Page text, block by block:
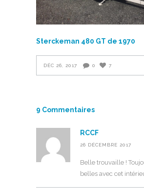
Sterckeman 480 GT de 1970
DÉC 26, 2017 0 7
9 Commentaires
RCCF
26 DÉCEMBRE 2017
Belle trouvaille !
belles avec cet